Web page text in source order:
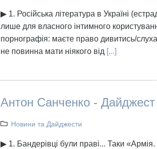
▶ 1. Російська література в Україні
лише для власного інтимного
порнографія: маєте право дивитись/
не повинна мати ніякого від [...]
Антон Санченко - Дайджест
Новини та Дайджести
▶ 1. Бандерівці були праві... Таки